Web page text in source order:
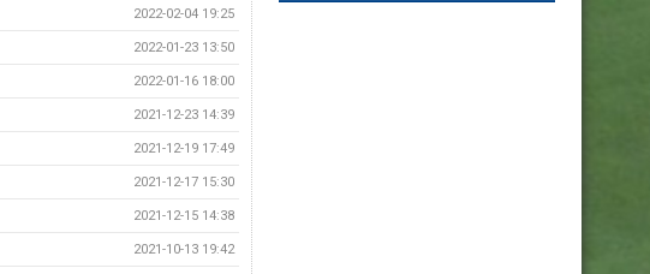
2022-02-04 19:25
2022-01-23 13:50
2022-01-16 18:00
2021-12-23 14:39
2021-12-19 17:49
2021-12-17 15:30
2021-12-15 14:38
2021-10-13 19:42